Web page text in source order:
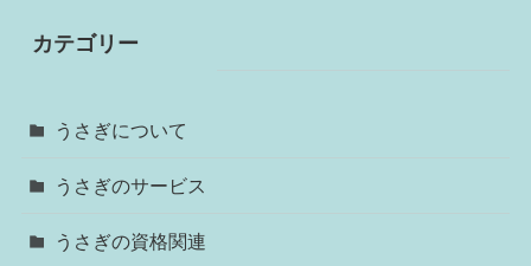
カテゴリー
うさぎについて
うさぎのサービス
うさぎの資格関連